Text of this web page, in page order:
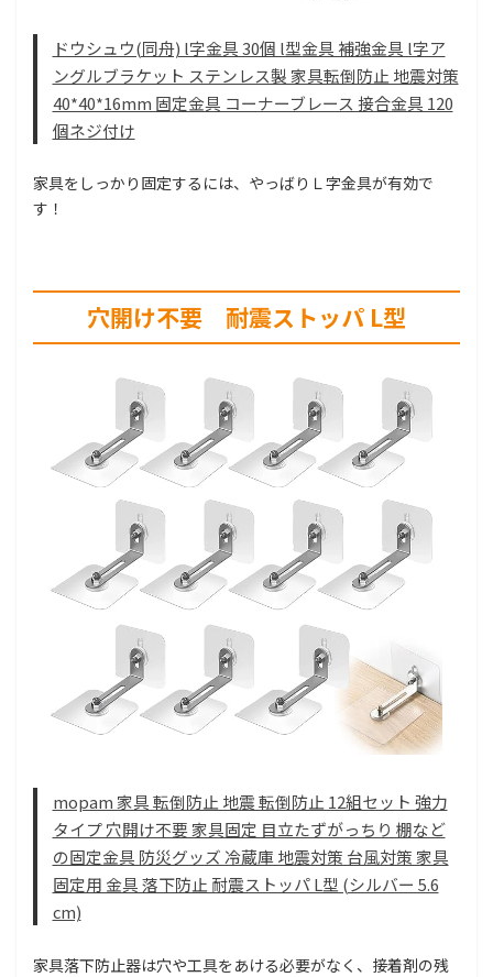
ドウシュウ(同舟) l字金具 30個 l型金具 補強金具 l字ア
ングルブラケット ステンレス製 家具転倒防止 地震対策
40*40*16mm 固定金具 コーナーブレース 接合金具 120
個ネジ付け
家具をしっかり固定するには、やっばりＬ字金具が有効で
す！
穴開け不要 耐震ストッパ L型
mopam 家具 転倒防止 地震 転倒防止 12組セット 強力
タイプ 穴開け不要 家具固定 目立たずがっちり 棚など
の固定金具 防災グッズ 冷蔵庫 地震対策 台風対策 家具
固定用 金具 落下防止 耐震ストッパ L型 (シルバー 5.6
cm)
家具落下防止器は穴や工具をあける必要がなく、接着剤の残